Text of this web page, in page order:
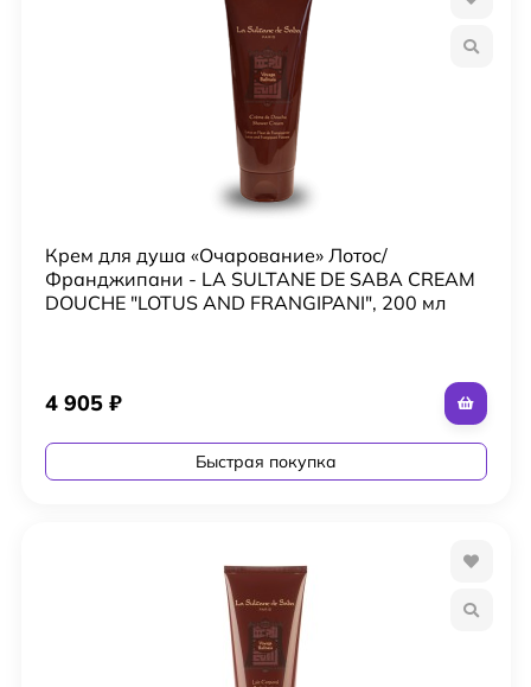
Крем для душа «Очарование» Лотос/
Франджипани - LA SULTANE DE SABA CREAM
DOUCHE "LOTUS AND FRANGIPANI", 200 мл
4 905 ₽
Быстрая покупка